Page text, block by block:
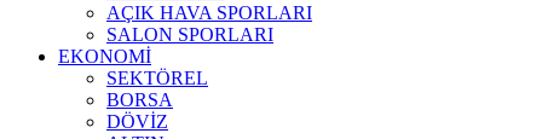
AÇIK HAVA SPORLARI
SALON SPORLARI
EKONOMİ
SEKTÖREL
BORSA
DÖVİZ